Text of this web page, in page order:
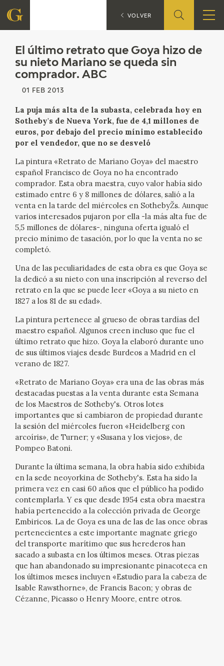
FOUNDATION
QUIENES SOMOS
CORPORATE ACTION
SEDE
CONTACT
EXPOSICIONES
ACTIVIDADES
ACTUALIDAD
FRANCISCO DE GOYA
EL VIAJE DE GOYA
CATÁLOGO
PREMIO ARAGÓN GOYA
EDICIONES
El último retrato que Goya hizo de
su nieto Mariano se queda sin
comprador. ABC
01 FEB 2013
La puja más alta de la subasta, celebrada hoy en
Sotheby's de Nueva York, fue de 4,1 millones de
euros, por debajo del precio mínimo establecido
por el vendedor, que no se desveló
La pintura «Retrato de Mariano Goya» del maestro
español Francisco de Goya no ha encontrado
comprador. Esta obra maestra, cuyo valor había sido
estimado entre 6 y 8 millones de dólares, salió a la
venta en la tarde del miércoles en SothebyŽs. Aunque
varios interesados pujaron por ella -la más alta fue de
5,5 millones de dólares-, ninguna oferta igualó el
precio mínimo de tasación, por lo que la venta no se
completó.
Una de las peculiaridades de esta obra es que Goya se
la dedicó a su nieto con una inscripción al reverso del
retrato en la que se puede leer «Goya a su nieto en
1827 a los 81 de su edad».
La pintura pertenece al grueso de obras tardías del
maestro español. Algunos creen incluso que fue el
último retrato que hizo. Goya la elaboró durante uno
de sus últimos viajes desde Burdeos a Madrid en el
verano de 1827.
«Retrato de Mariano Goya» era una de las obras más
destacadas puestas a la venta durante esta Semana
de los Maestros de Sotheby's. Otros lotes
importantes que sí cambiaron de propiedad durante
la sesión del miércoles fueron «Heidelberg con
arcoíris», de Turner; y «Susana y los viejos», de
Pompeo Batoni.
Durante la última semana, la obra había sido exhibida
en la sede neoyorkina de Sotheby's. Esta ha sido la
primera vez en casi 60 años que el público ha podido
contemplarla. Y es que desde 1954 esta obra maestra
había pertenecido a la colección privada de George
Embiricos. La de Goya es una de las de las once obras
pertenecientes a este importante magnate griego
del transporte marítimo que sus herederos han
sacado a subasta en los últimos meses. Otras piezas
que han abandonado su impresionante pinacoteca en
los últimos meses incluyen «Estudio para la cabeza de
Isable Rawsthorne», de Francis Bacon; y obras de
Cézanne, Picasso o Henry Moore, entre otros.
El último retrato que Goya
VOLVER